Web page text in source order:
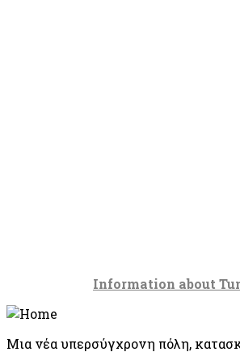
Information about
Μια νέα υπερσύγχρονη πόλη,